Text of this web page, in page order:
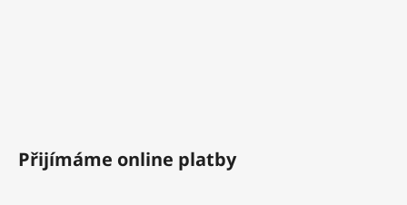
Přijímáme online platby